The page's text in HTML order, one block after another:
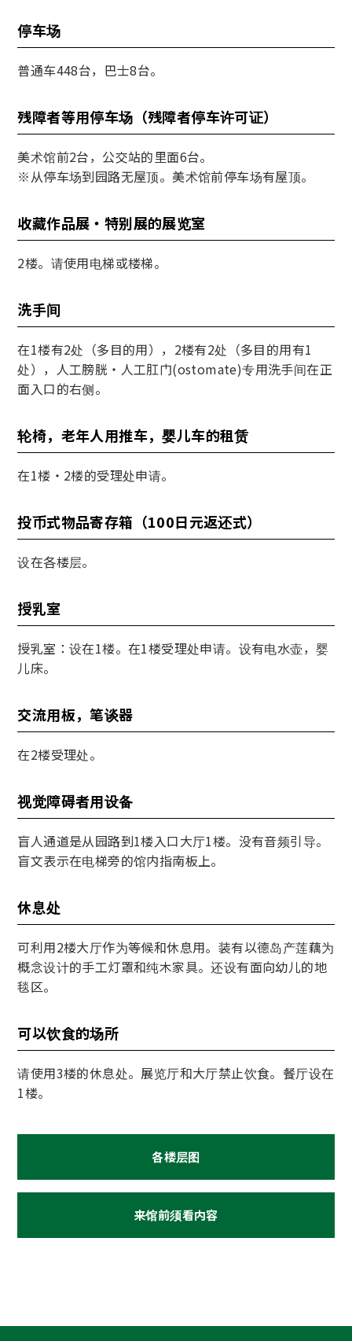
停车场
普通车448台，巴士8台。
残障者等用停车场（残障者停车许可证）
美术馆前2台，公交站的里面6台。
※从停车场到园路无屋顶。美术馆前停车场有屋顶。
收藏作品展・特别展的展览室
2楼。请使用电梯或楼梯。
洗手间
在1楼有2处（多目的用），2楼有2处（多目的用有1
处），人工膀胱・人工肛门(ostomate)专用洗手间在正
面入口的右侧。
轮椅，老年人用推车，婴儿车的租赁
在1楼・2楼的受理处申请。
投币式物品寄存箱（100日元返还式）
设在各楼层。
授乳室
授乳室：设在1楼。在1楼受理处申请。设有电水壶，婴
儿床。
交流用板，笔谈器
在2楼受理处。
视觉障碍者用设备
盲人通道是从园路到1楼入口大厅1楼。没有音频引导。
盲文表示在电梯旁的馆内指南板上。
休息处
可利用2楼大厅作为等候和休息用。装有以德岛产莲藕为
概念设计的手工灯罩和纯木家具。还设有面向幼儿的地
毯区。
可以饮食的场所
请使用3楼的休息处。展览厅和大厅禁止饮食。餐厅设在
1楼。
各楼层图
来馆前须看内容